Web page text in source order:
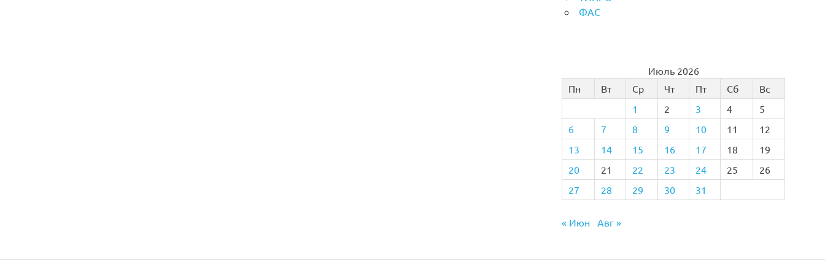
ФАС
Июль 2026
Пн
Вт Ср Чт Пт Сб
Вс
1
2 3 4
5
6
7 8 9 10 11
12
13
14 15 16 17 18
19
20
21 22 23 24 25
26
27
28 29 30 31
« Июн Авг »